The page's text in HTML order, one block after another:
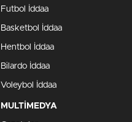
Futbol İddaa
Basketbol İddaa
Hentbol İddaa
Bilardo İddaa
Voleybol İddaa
MULTİMEDYA